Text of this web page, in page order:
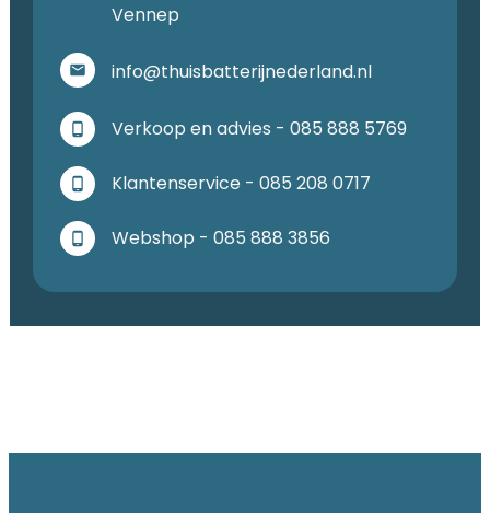
Vennep
info@thuisbatterijnederland.nl
Verkoop en advies - 085 888 5769
Klantenservice - 085 208 0717
Webshop - 085 888 3856